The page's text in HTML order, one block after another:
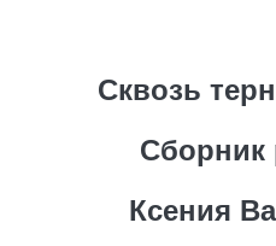
Сквозь
Сборник
Ксения